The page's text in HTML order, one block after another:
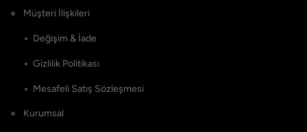
Müşteri İlişkileri
Değişim & İade
Gizlilik Politikası
Mesafeli Satış Sözleşmesi
Kurumsal